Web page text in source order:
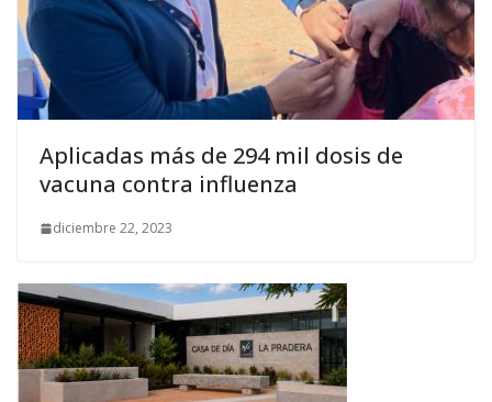
Aplicadas más de 294 mil dosis de
vacuna contra influenza
diciembre 22, 2023